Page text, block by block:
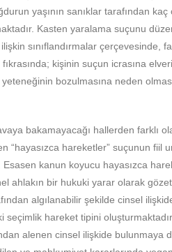
yaşının sanıklar tarafından kaç
Kasten yaralama suçunu
sınıflandırmalar çerçevesinde,
kişinin suçun icrasına
bozulmasına neden
bakamayacağı hallerden farklı
hareketler” suçunun fiil
Esasen kanun koyucu hayasızca
ahlakın bir hukuki yarar olarak
algılanabilir şekilde cinsel
hareket tipini
alenen cinsel ilişkide bulunmaya